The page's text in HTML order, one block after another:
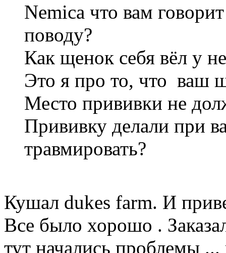
Nemica что вам
поводу?
Как щенок себя вёл у
Это я про то, что ваш
Место прививки не
Прививку делали при
травмировать?
Кушал dukes farm. И
Все было хорошо .
тут начались проблемы